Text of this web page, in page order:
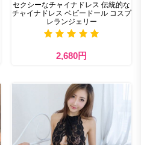
セクシーなチャイナドレス 伝統的な
チャイナドレス ベビードール コスプ
レランジェリー
2,680円